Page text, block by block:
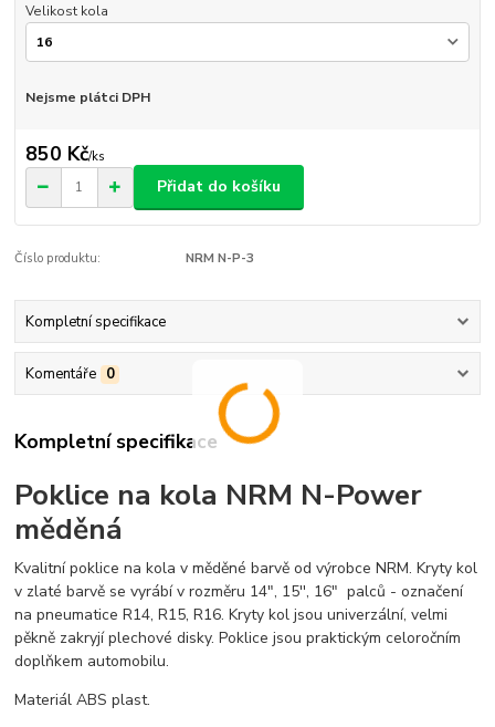
Velikost kola
Nejsme plátci DPH
850 Kč/ks
Přidat do košíku
Číslo produktu: NRM N-P-3
Kompletní specifikace
Komentáře 0
Kompletní specifikace
Poklice na kola NRM N-Power
měděná
Kvalitní poklice na kola v měděné barvě od výrobce NRM. Kryty kol
v zlaté barvě se vyrábí v rozměru 14", 15'', 16" palců - označení
na pneumatice R14, R15, R16. Kryty kol jsou univerzální, velmi
pěkně zakryjí plechové disky. Poklice jsou praktickým celoročním
doplňkem automobilu.
Materiál ABS plast.